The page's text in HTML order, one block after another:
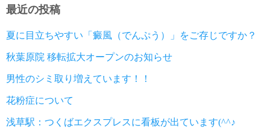
最近の投稿
夏に目立ちやすい「癜風（でんぷう）」をご存じですか？
秋葉原院 移転拡大オープンのお知らせ
男性のシミ取り増えています！！
花粉症について
浅草駅：つくばエクスプレスに看板が出ています(^^♪